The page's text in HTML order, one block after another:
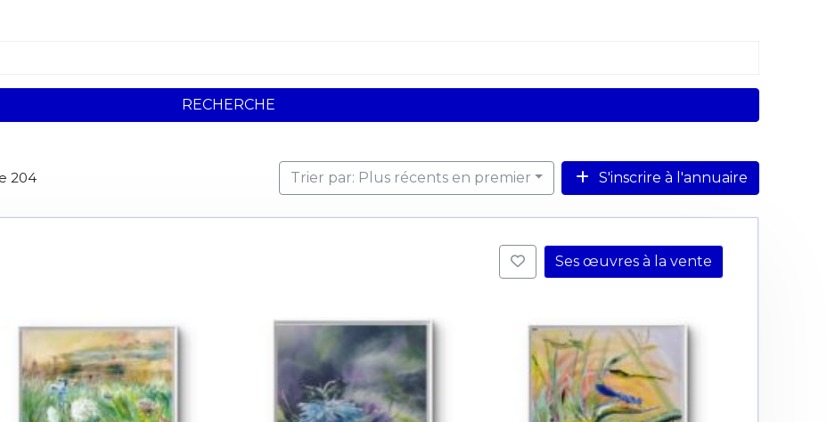
RECHERCHE
204 Trier par: Plus récents en premier S'inscrire à l'annuaire
Ses œuvres à la vente